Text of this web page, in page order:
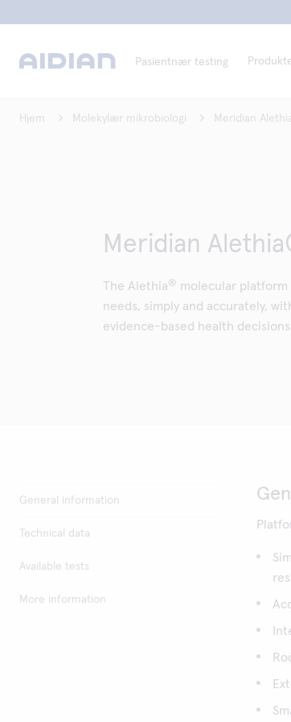
Pasientnær testing
Hjem Molekylær mikrobiologi Meridian
Meridian
The Alethia® molecular platform
needs, simply and accurately,
evidence-based health
General information
Technical data
Available tests
More information